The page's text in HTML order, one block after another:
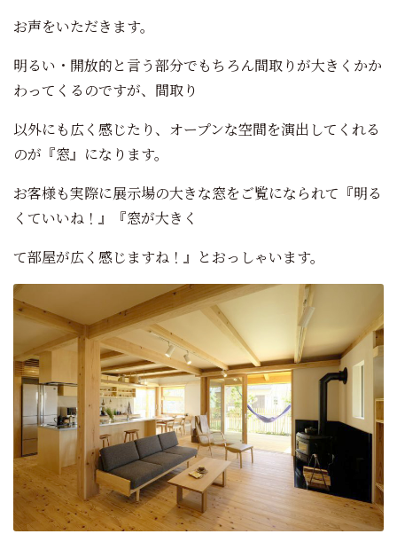
お声をいただきます。
明るい・開放的と言う部分でもちろん間取りが大きくかか
わってくるのですが、間取り
以外にも広く感じたり、オープンな空間を演出してくれる
のが『窓』になります。
お客様も実際に展示場の大きな窓をご覧になられて『明る
くていいね！』『窓が大きく
て部屋が広く感じますね！』とおっしゃいます。